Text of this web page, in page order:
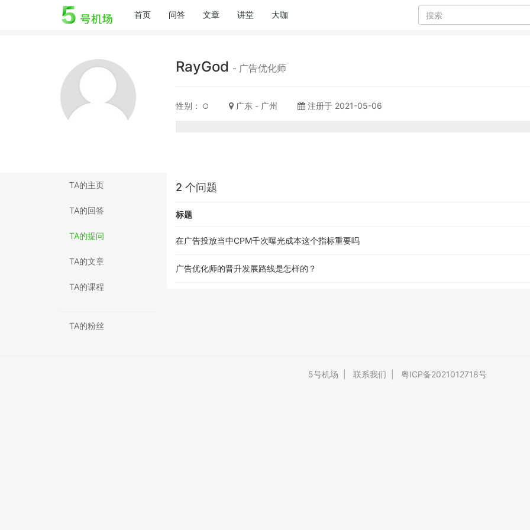
首页(current)
问答 文章 讲堂 大咖
RayGod - 广告优化师
性别： 广东 - 广州 注册于 2021-05-06
TA的主页
TA的回答
TA的提问
TA的文章
TA的课程
TA的粉丝
2 个问题
标题
在广告投放当中CPM千次曝光成本这个指标重要吗
广告优化师的晋升发展路线是怎样的？
5号机场 联系我们 粤ICP备2021012718号